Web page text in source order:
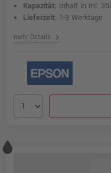
Kapazität: Inhalt in ml:
Lieferzeit: 1-3 Werktage
mehr Details chevron_right